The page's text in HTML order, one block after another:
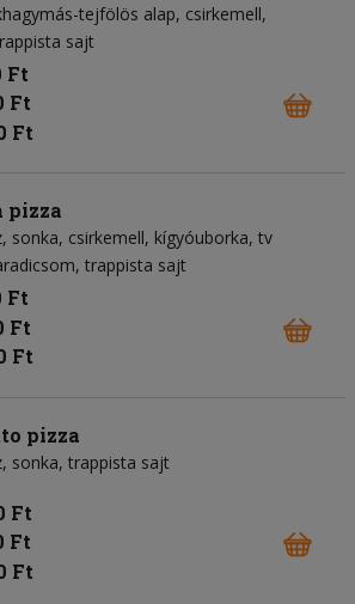
tejfölös alap csirkemell
sajt
Ft
Ft
Ft
pizza
sonka csirkemell kígyóuborka tv
trappista sajt
Ft
Ft
Ft
pizza
sonka trappista sajt
Ft
Ft
Ft